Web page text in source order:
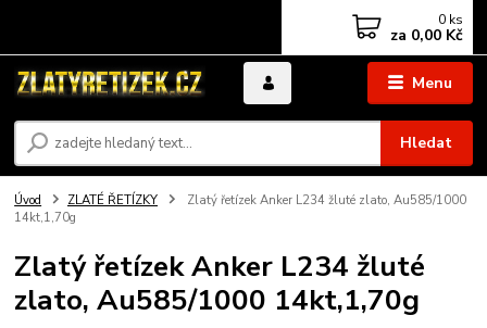
Menu
Hledat
0 ks
za 0,00 Kč
Úvod ZLATÉ ŘETÍZKY
Zlatý řetízek Anker L234 žluté zlato, Au585/1000
14kt,1,70g
Zlatý řetízek Anker L234 žluté
zlato, Au585/1000 14kt,1,70g